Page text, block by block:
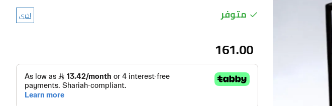
متوفر اخرى
161.00